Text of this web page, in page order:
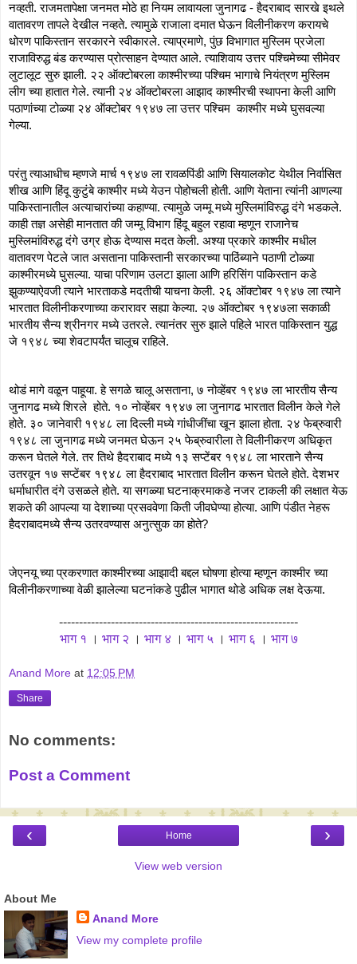
नव्हती. राजमतापेक्षा जनमत मोठे हा नियम लावायला जुनागढ - हैदराबाद सारखे इथले
वातावरण तापले देखील नव्हते. त्यामुळे राजाला दमात घेऊन विलीनीकरण करायचे
धोरण पाकिस्तान सरकारने स्वीकारले. त्याप्रमाणे, पुंछ विभागात मुस्लिम प्रजेला
राजाविरुद्ध बंड करण्यास प्रोत्साहन देण्यात आले. त्याशिवाय उत्तर पश्चिमेच्या सीमेवर
लुटालूट सुरु झाली. २२ ऑक्टोबरला काश्मीरच्या पश्चिम भागाचे नियंत्रण मुस्लिम
लीग च्या हातात गेले. त्यानी २४ ऑक्टोबरला आझाद काश्मीरची स्थापना केली आणि
पठाणांच्या टोळ्या २४ ऑक्टोबर १९४७ ला उत्तर पश्चिम  काश्मीर मध्ये घुसवल्या
गेल्या.
परंतु त्याआधीच म्हणजे मार्च १९४७ ला रावळपिंडी आणि सियालकोट येथील निर्वासित
शीख आणि हिंदू कुटुंबे काश्मीर मध्ये येउन पोहोचली होती. आणि येताना त्यांनी आणल्या
पाकिस्तानातील अत्याचारांच्या कहाण्या. त्यामुळे जम्मू मध्ये मुस्लिमांविरुद्ध दंगे भडकले.
काही तज्ञ असेही मानतात की जम्मू विभाग हिंदू बहुल रहावा म्हणून राजानेच
मुस्लिमांविरुद्ध दंगे उग्र होऊ देण्यास मदत केली. अश्या प्रकारे काश्मीर मधील
वातावरण पेटले जात असताना पाकिस्तानी सरकारच्या पाठिंब्याने पठाणी टोळ्या
काश्मीरमध्ये घुसल्या. याचा परिणाम उलटा झाला आणि हरिसिंग पाकिस्तान कडे
झुकण्याऐवजी त्याने भारताकडे मदतीची याचना केली. २६ ऑक्टोबर १९४७ ला त्याने
भारतात विलीनीकरणाच्या करारावर सह्या केल्या. २७ ऑक्टोबर १९४७ला सकाळी
भारतीय सैन्य श्रीनगर मध्ये उतरले. त्यानंतर सुरु झाले पहिले भारत पाकिस्तान युद्ध
जे १९४८ च्या शेवटापर्यंत चालूच राहिले.
थोडं मागे वळून पाहूया. हे सगळे चालू असताना, ७ नोव्हेंबर १९४७ ला भारतीय सैन्य
जुनागढ मध्ये शिरले  होते. १० नोव्हेंबर १९४७ ला जुनागढ भारतात विलीन केले गेले
होते. ३० जानेवारी १९४८ ला दिल्ली मध्ये गांधीजींचा खून झाला होता. २४ फेब्रुवारी
१९४८ ला जुनागढ मध्ये जनमत घेऊन २५ फेब्रुवारीला ते विलीनीकरण अधिकृत
करून घेतले गेले. तर तिथे हैदराबाद मध्ये १३ सप्टेंबर १९४८ ला भारताने सैन्य
उतरवून १७ सप्टेंबर १९४८ ला हैदराबाद भारतात विलीन करून घेतले होते. देशभर
धर्माधारीत दंगे उसळले होते. या सगळ्या घटनाक्रमाकडे नजर टाकली की लक्षात येऊ
शकते की आपल्या या देशाच्या प्रसववेणा किती जीवघेण्या होत्या. आणि पंडीत नेहरू
हैदराबादमध्ये सैन्य उतरवण्यास अनुत्सुक का होते?
जेएनयू च्या प्रकरणात काश्मीरच्या आझादी बद्दल घोषणा होत्या म्हणून काश्मीर च्या
विलीनीकरणाच्या वेळी झालेल्या घटनांकडे पुढील भागात थोडे अधिक लक्ष देऊया.
------------------------------------------------------------
भाग १ । भाग २ । भाग ४ । भाग ५ । भाग ६ । भाग ७
Anand More at 12:05 PM
Share
No comments:
Post a Comment
‹ ›
Home
View web version
About Me
Anand More
View my complete profile